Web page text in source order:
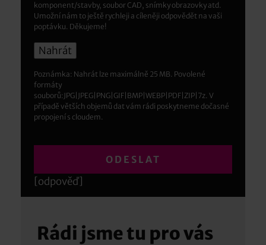
komponent/stavby, soubor CAD, snímky obrazovky atd.
Umožní nám to ještě rychleji a cíleněji odpovědět na vaši
poptávku. Děkujeme!
Poznámka: Nahrát lze maximálně 25 MB. Povolené
formáty
souborů:JPG|JPEG|PNG|GIF|BMP|WEBP|PDF|ZIP|7z. V
případě větších objemů dat vám rádi poskytneme dočasné
propojení s cloudem.
[odpověď]
Rádi jsme tu pro vás